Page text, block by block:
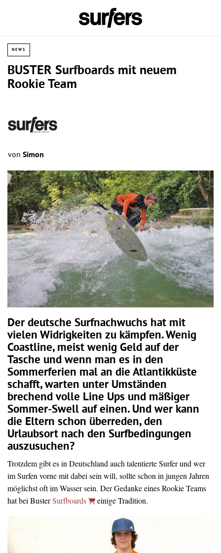
NEWS
BUSTER Surfboards mit neuem
Rookie Team
von Simon
Der deutsche Surfnachwuchs hat mit
vielen Widrigkeiten zu kämpfen. Wenig
Coastline, meist wenig Geld auf der
Tasche und wenn man es in den
Sommerferien mal an die Atlantikküste
schafft, warten unter Umständen
brechend volle Line Ups und mäßiger
Sommer-Swell auf einen. Und wer kann
die Eltern schon überreden, den
Urlaubsort nach den Surfbedingungen
auszusuchen?
Trotzdem gibt es in Deutschland auch talentierte Surfer und wer
im Surfen vorne mit dabei sein will, sollte schon in jungen Jahren
möglichst oft im Wasser sein. Der Gedanke eines Rookie Teams
hat bei BusterSurfboards einige Tradition.